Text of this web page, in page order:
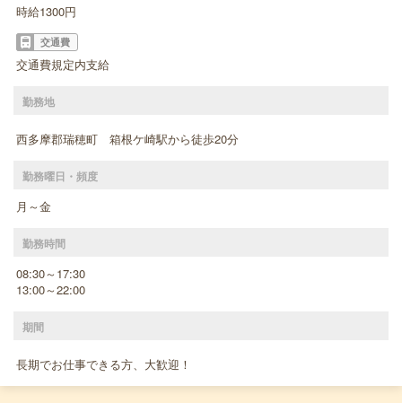
時給1300円
交通費
交通費規定内支給
勤務地
西多摩郡瑞穂町 箱根ケ崎駅から徒歩20分
勤務曜日・頻度
月～金
勤務時間
08:30～17:30
13:00～22:00
期間
長期でお仕事できる方、大歓迎！